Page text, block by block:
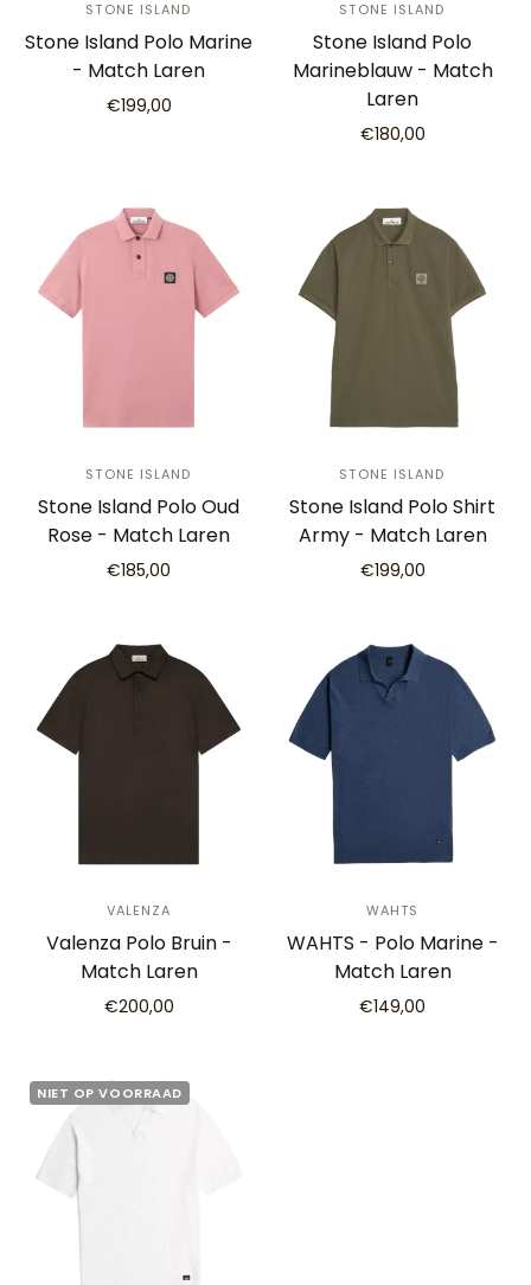
STONE ISLAND
Stone Island Polo Marine
- Match Laren
€199,00
STONE ISLAND
Stone Island Polo
Marineblauw - Match
Laren
€180,00
STONE ISLAND
Stone Island Polo Oud
Rose - Match Laren
€185,00
STONE ISLAND
Stone Island Polo Shirt
Army - Match Laren
€199,00
VALENZA
Valenza Polo Bruin -
Match Laren
€200,00
WAHTS
WAHTS - Polo Marine -
Match Laren
€149,00
NIET OP VOORRAAD